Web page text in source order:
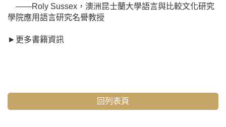
——Roly Sussex，澳洲昆士蘭大學語言與比較文化研究
學院應用語言研究名譽教授
► 更多書籍資訊
回列表頁